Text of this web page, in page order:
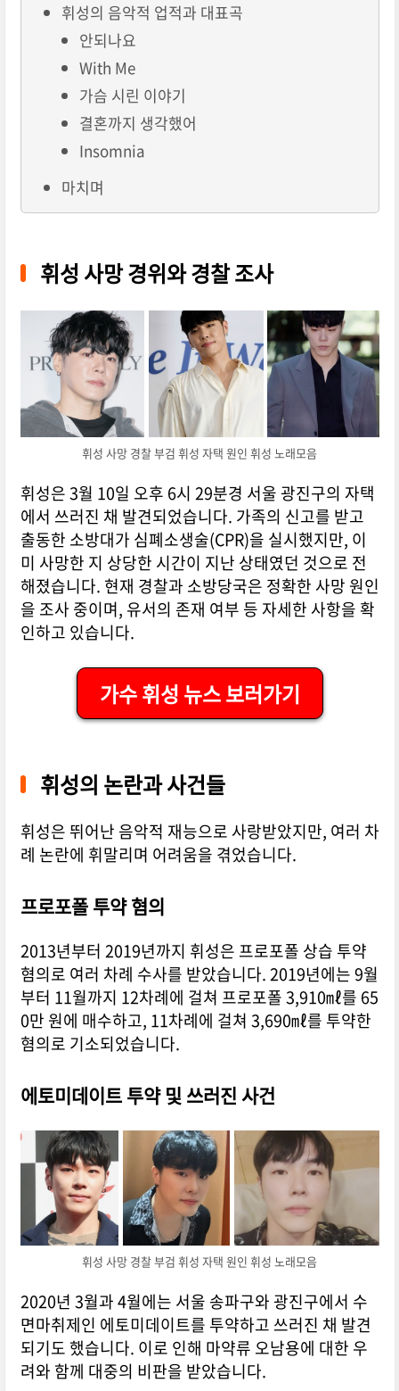
휘성의 음악적 업적과 대표곡
안되나요
With Me
가슴 시린 이야기
결혼까지 생각했어
Insomnia
마치며
휘성 사망 경위와 경찰 조사
휘성 사망 경찰 부검 휘성 자택 원인 휘성 노래모음
휘성은 3월 10일 오후 6시 29분경 서울 광진구의 자택
에서 쓰러진 채 발견되었습니다. 가족의 신고를 받고
출동한 소방대가 심폐소생술(CPR)을 실시했지만, 이
미 사망한 지 상당한 시간이 지난 상태였던 것으로 전
해졌습니다. 현재 경찰과 소방당국은 정확한 사망 원인
을 조사 중이며, 유서의 존재 여부 등 자세한 사항을 확
인하고 있습니다.
가수 휘성 뉴스 보러가기
휘성의 논란과 사건들
휘성은 뛰어난 음악적 재능으로 사랑받았지만, 여러 차
례 논란에 휘말리며 어려움을 겪었습니다.​
프로포폴 투약 혐의
2013년부터 2019년까지 휘성은 프로포폴 상습 투약
혐의로 여러 차례 수사를 받았습니다. 2019년에는 9월
부터 11월까지 12차례에 걸쳐 프로포폴 3,910㎖를 65
0만 원에 매수하고, 11차례에 걸쳐 3,690㎖를 투약한
혐의로 기소되었습니다.
에토미데이트 투약 및 쓰러진 사건
휘성 사망 경찰 부검 휘성 자택 원인 휘성 노래모음
2020년 3월과 4월에는 서울 송파구와 광진구에서 수
면마취제인 에토미데이트를 투약하고 쓰러진 채 발견
되기도 했습니다. 이로 인해 마약류 오남용에 대한 우
려와 함께 대중의 비판을 받았습니다.